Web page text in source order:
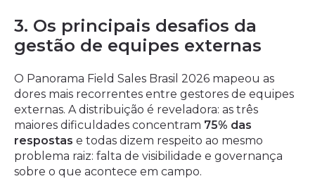
3. Os principais desafios da
gestão de equipes externas
O Panorama Field Sales Brasil 2026 mapeou as
dores mais recorrentes entre gestores de equipes
externas. A distribuição é reveladora: as três
maiores dificuldades concentram 75% das
respostas e todas dizem respeito ao mesmo
problema raiz: falta de visibilidade e governança
sobre o que acontece em campo.